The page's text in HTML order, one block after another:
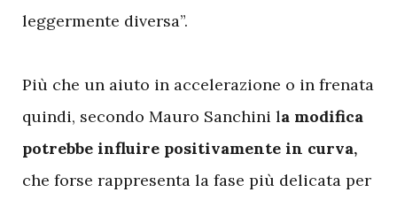
leggermente diversa”.
Più che un aiuto in accelerazione o in frenata
quindi, secondo Mauro Sanchini la modifica
potrebbe influire positivamente in curva,
che forse rappresenta la fase più delicata per